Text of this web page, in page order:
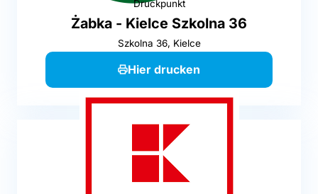
Druckpunkt
Żabka - Kielce Szkolna 36
Szkolna 36, Kielce
Hier drucken